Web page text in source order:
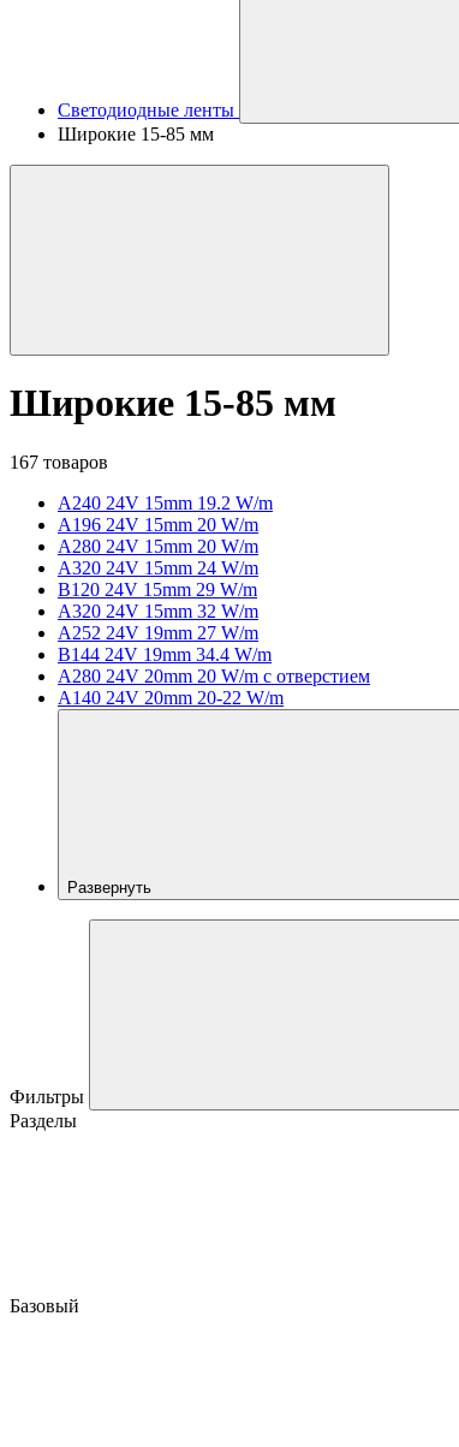
Светодиодные ленты
Широкие 15-85 мм
Широкие 15-85 мм
167 товаров
A240 24V 15mm 19.2 W/m
A196 24V 15mm 20 W/m
A280 24V 15mm 20 W/m
A320 24V 15mm 24 W/m
B120 24V 15mm 29 W/m
A320 24V 15mm 32 W/m
A252 24V 19mm 27 W/m
B144 24V 19mm 34.4 W/m
A280 24V 20mm 20 W/m с отверстием
A140 24V 20mm 20-22 W/m
Развернуть
Фильтры
Разделы
Базовый